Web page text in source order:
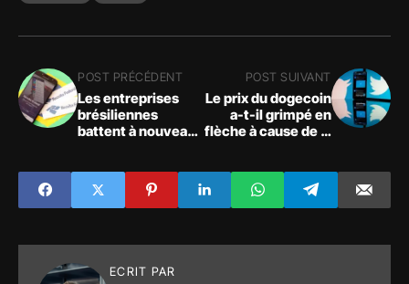
POST PRÉCÉDENT
Les entreprises
brésiliennes
battent à nouveau
crypto-monnaies
en octobre
POST SUIVANT
Le prix du dogecoin
a-t-il grimpé en
flèche à cause de la
ECRIT PAR